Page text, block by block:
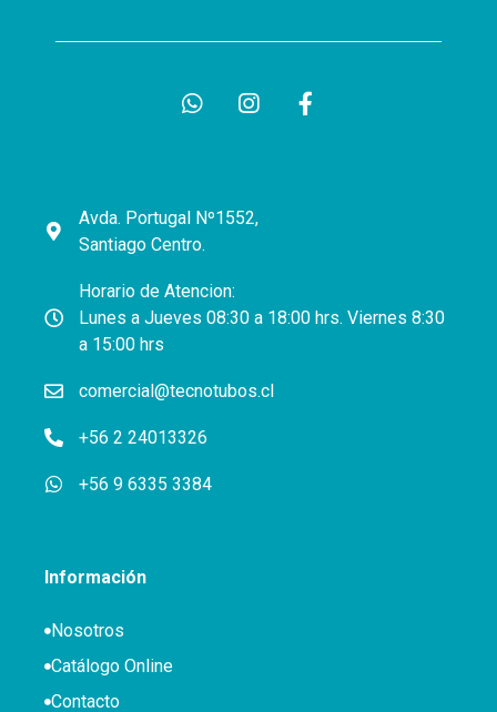
Avda. Portugal Nº1552,
Santiago Centro.
Horario de Atencion:
Lunes a Jueves 08:30 a 18:00 hrs. Viernes 8:30
a 15:00 hrs
comercial@tecnotubos.cl
+56 2 24013326
+56 9 6335 3384
Información
Nosotros
Catálogo Online
Contacto